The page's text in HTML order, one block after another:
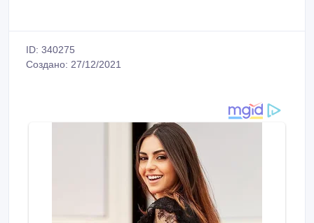
ID: 340275
Создано: 27/12/2021